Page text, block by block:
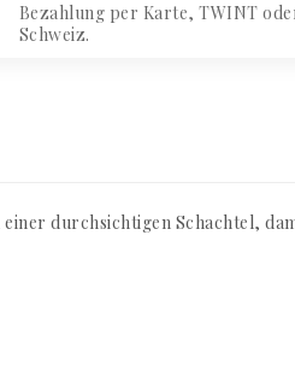
Bezahlung per Karte, TWINT
Schweiz.
durchsichtigen Schachtel,